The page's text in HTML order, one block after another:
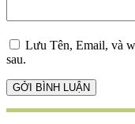
Lưu Tên, Email, và
sau.